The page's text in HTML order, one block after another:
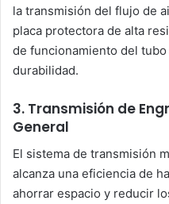
la transmisión del flujo de
placa protectora de alta
de funcionamiento del
durabilidad.
3. Transmisión de
General
El sistema de transmisión
alcanza una eficiencia de
ahorrar espacio y reducir